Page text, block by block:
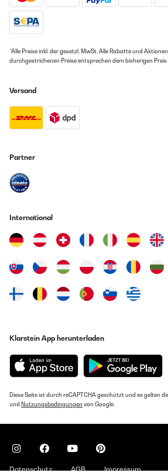
*Alle Preise inkl. der gesetzl. MwSt. Alle Rabatte und
durchgestrichenen Preise entsprechen dem bisherigen
Versand
Partner
International
Klarstein App herunterladen
Diese Seite ist durch reCAPTCHA geschützt und es gelten
und Nutzungsbedingungen von Google.
Datenschutz AGB Impressum